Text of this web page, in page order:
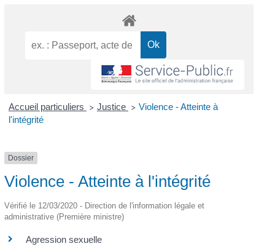
Accueil particuliers > Justice > Violence - Atteinte à
l'intégrité
Dossier
Violence - Atteinte à l'intégrité
Vérifié le 12/03/2020 - Direction de l'information légale et
administrative (Première ministre)
Agression sexuelle